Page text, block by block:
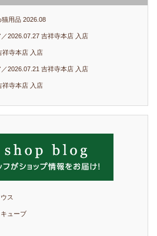
猫用品 2026.08
2026.07.27 吉祥寺本店 入店
祥寺本店 入店
2026.07.21 吉祥寺本店 入店
祥寺本店 入店
ス
ューブ